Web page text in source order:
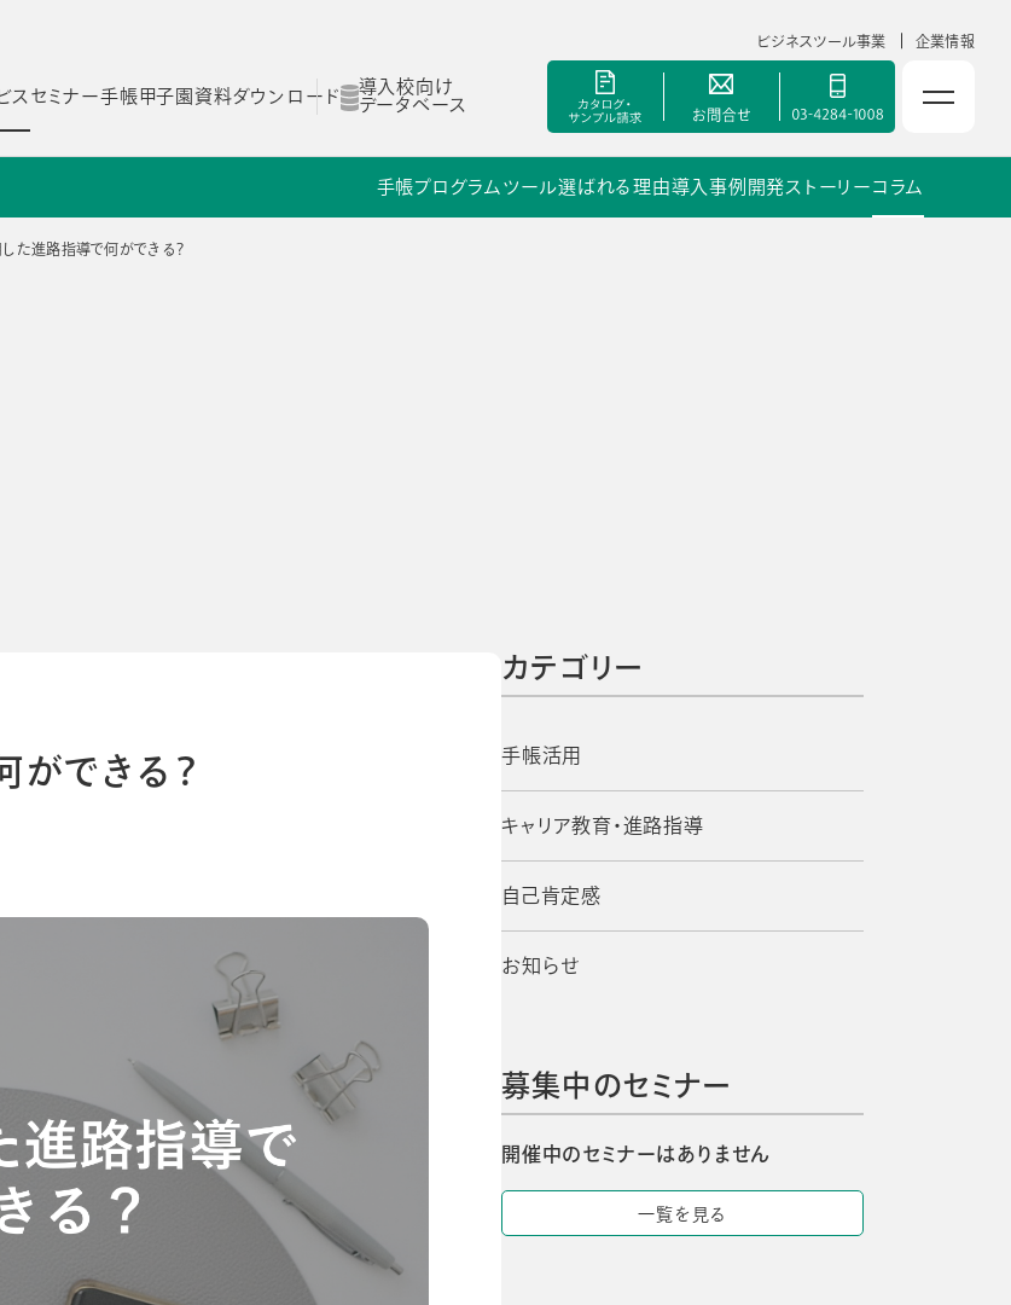
ス セミナー手帳甲子園資料ダウンロード
導入校向け
データベース
ビジネスツール事業 企業情報
NOLTYスコラ 探究プログラムNOLTYスコラ 部活プログラムNOLTYスコラ 副担任mirAI
お知らせ
導入校向け
データベース
手帳プログラムツール選ばれる理由導入事例 開発ストーリー コラム
た進路指導で何ができる？
ができる？
カテゴリー
手帳活用
キャリア教育・進路指導
自己肯定感
お知らせ
募集中のセミナー
開催中のセミナーはありません
一覧を見る